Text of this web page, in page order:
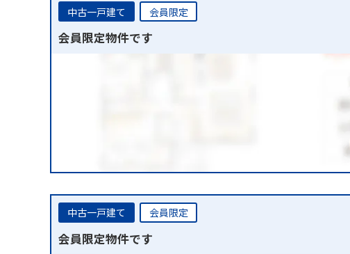
中古一戸建て 会員限定
会員限定物件です
中古一戸建て 会員限定
会員限定物件です